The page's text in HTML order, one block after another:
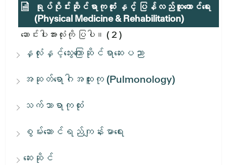
ရုပ်ပိုင်းဆိုင်ရာကုထုံး နှင့် ပြန်လည်ထူထောင်ရေး
(Physical Medicine & Rehabilitation)
ဆောင်းပါးအားလုံးကို ပြပါ။ ( 2 )
နှလုံးနှင့်သွေးကြောဆိုင်ရာဆေးပညာ
အဆုတ်ရောဂါအထူးကု (Pulmonology)
သက်သာရာကုထုံး
စွမ်းဆောင်ရည်ကျန်းမာရေး
ဆေးဆိုင်